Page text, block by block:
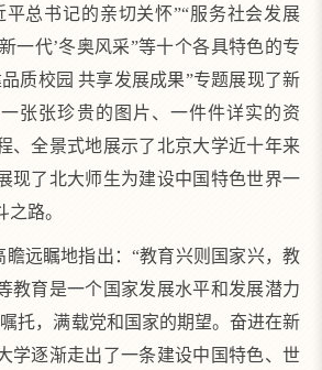
平总书记的亲切关怀”“服务社会发展
一代’冬奥风采”等十个各具特色的专
质校园 共享发展成果”专题展现了新
张张珍贵的图片、一件件详实的资
、全景式地展示了北京大学近十年来
现了北大师生为建设中国特色世界一
路。
瞻远瞩地指出：“教育兴则国家兴，教
教育是一个国家发展水平和发展潜力
托，满载党和国家的期望。奋进在新
学逐渐走出了一条建设中国特色、世